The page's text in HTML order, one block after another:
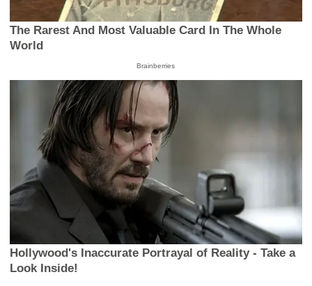
The Rarest And Most Valuable Card In The Whole
World
Brainberries
Hollywood's Inaccurate Portrayal of Reality - Take a
Look Inside!